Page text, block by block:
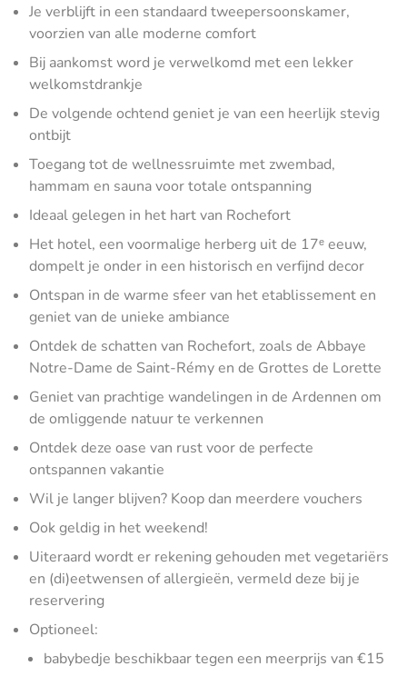
Je verblijft in een standaard tweepersoonskamer,
voorzien van alle moderne comfort
Bij aankomst word je verwelkomd met een lekker
welkomstdrankje
De volgende ochtend geniet je van een heerlijk stevig
ontbijt
Toegang tot de wellnessruimte met zwembad,
hammam en sauna voor totale ontspanning
Ideaal gelegen in het hart van Rochefort
Het hotel, een voormalige herberg uit de 17ᵉ eeuw,
dompelt je onder in een historisch en verfijnd decor
Ontspan in de warme sfeer van het etablissement en
geniet van de unieke ambiance
Ontdek de schatten van Rochefort, zoals de Abbaye
Notre-Dame de Saint-Rémy en de Grottes de Lorette
Geniet van prachtige wandelingen in de Ardennen om
de omliggende natuur te verkennen
Ontdek deze oase van rust voor de perfecte
ontspannen vakantie
Wil je langer blijven? Koop dan meerdere vouchers
Ook geldig in het weekend!
Uiteraard wordt er rekening gehouden met vegetariërs
en (di)eetwensen of allergieën, vermeld deze bij je
reservering
Optioneel:
babybedje beschikbaar tegen een meerprijs van €15